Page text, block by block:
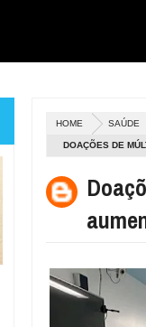
HOME SAÚDE
DOAÇÕES DE